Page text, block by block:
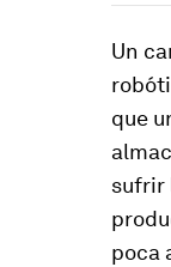
Un
que
sufrir
poca